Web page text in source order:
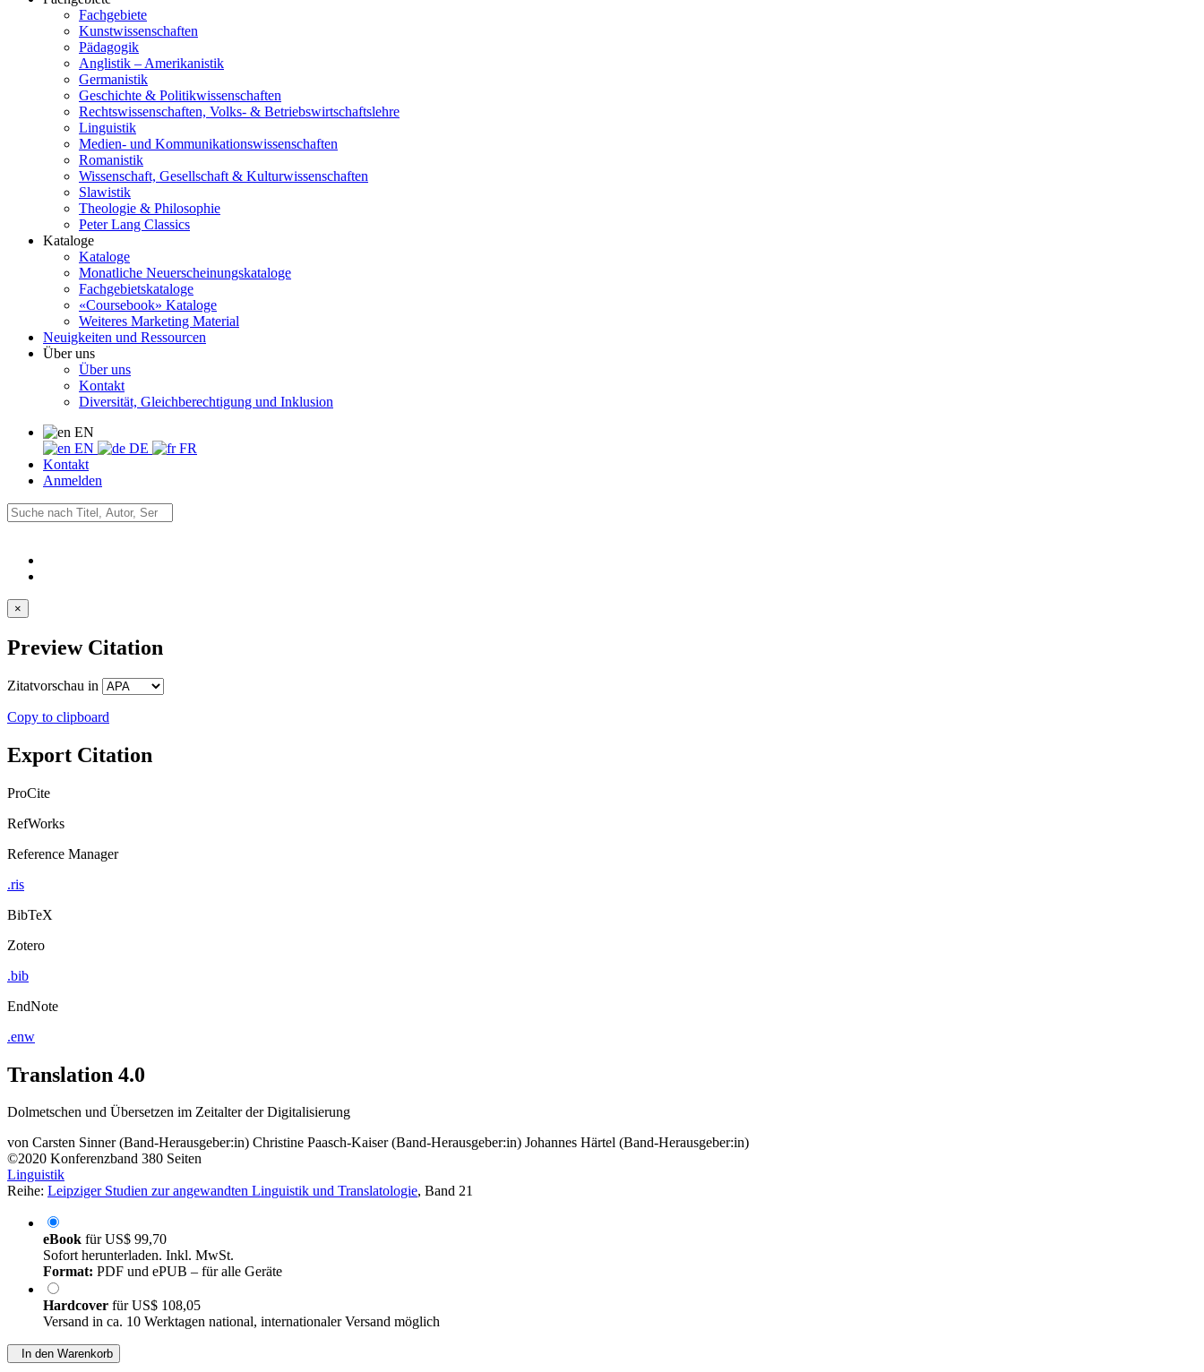
Fachgebiete
Kunstwissenschaften
Pädagogik
Anglistik – Amerikanistik
Germanistik
Geschichte & Politikwissenschaften
Rechtswissenschaften, Volks- & Betriebswirtschaftslehre
Linguistik
Medien- und Kommunikationswissenschaften
Romanistik
Wissenschaft, Gesellschaft & Kulturwissenschaften
Slawistik
Theologie & Philosophie
Peter Lang Classics
Kataloge
Kataloge
Monatliche Neuerscheinungskataloge
Fachgebietskataloge
«Coursebook» Kataloge
Weiteres Marketing Material
Neuigkeiten und Ressourcen
Über uns
Über uns
Kontakt
Diversität, Gleichberechtigung und Inklusion
EN
EN
DE
FR
Kontakt
Anmelden
×
Preview Citation
Zitatvorschau in
Copy to clipboard
Export Citation
ProCite
RefWorks
Reference Manager
.ris
BibTeX
Zotero
.bib
EndNote
.enw
Translation 4.0
Dolmetschen und Übersetzen im Zeitalter der Digitalisierung
von Carsten Sinner (Band-Herausgeber:in) Christine Paasch-Kaiser (Band-Herausgeber:in) Johannes Härtel (Band-Herausgeber:in)
©2020 Konferenzband 380 Seiten
Linguistik
Reihe: Leipziger Studien zur angewandten Linguistik und Translatologie, Band 21
eBook fürUS$ 99,70
Sofort herunterladen. Inkl. MwSt.
Format: PDF und ePUB – für alle Geräte
Hardcover fürUS$ 108,05
Versand in ca. 10 Werktagen national, internationaler Versand möglich
In den Warenkorb